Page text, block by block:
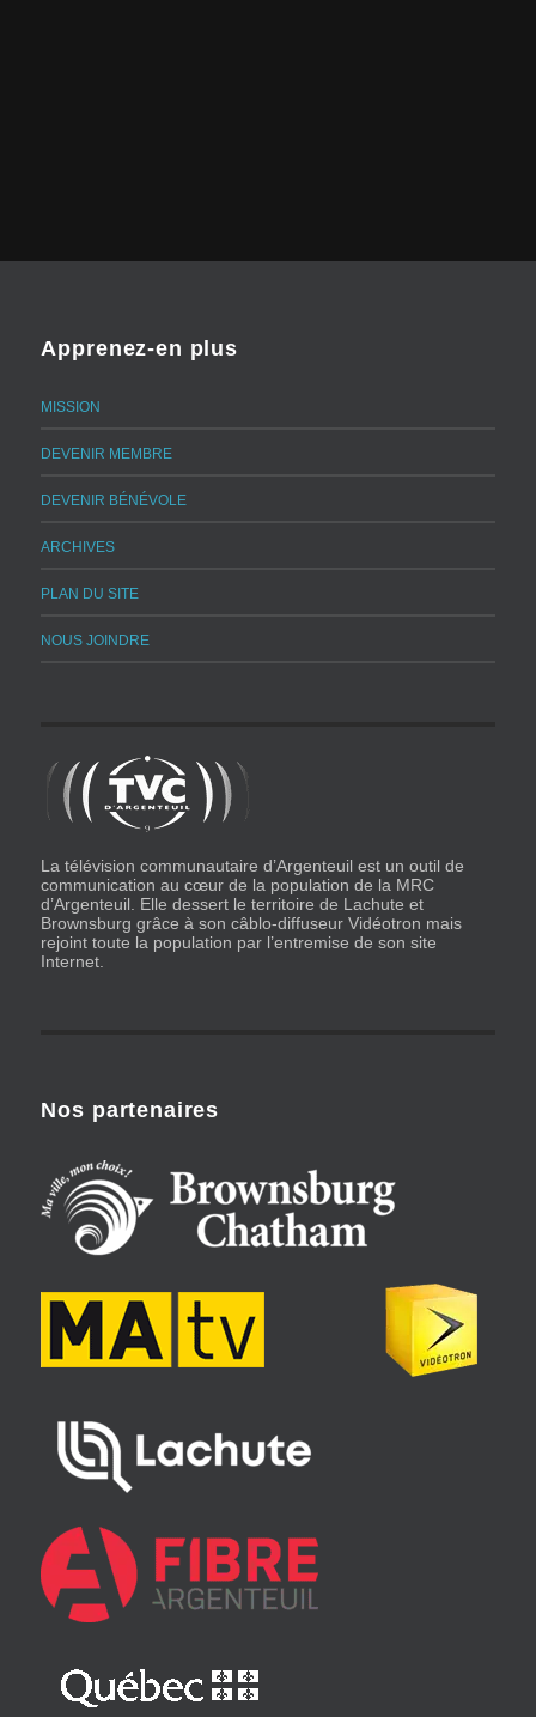
Apprenez-en plus
MISSION
DEVENIR MEMBRE
DEVENIR BÉNÉVOLE
ARCHIVES
PLAN DU SITE
NOUS JOINDRE
La télévision communautaire d’Argenteuil est un outil de
communication au cœur de la population de la MRC
d’Argenteuil. Elle dessert le territoire de Lachute et
Brownsburg grâce à son câblo-diffuseur Vidéotron mais
rejoint toute la population par l’entremise de son site
Internet.
Nos partenaires